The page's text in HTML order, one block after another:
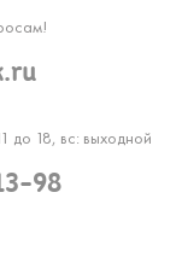
до 18, вс: выходной
98